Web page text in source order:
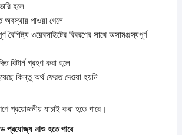
হলে
অবস্থায় পাওয়া গেলে
বৈশিষ্ট্য ওয়েবসাইটের বিবরণের সাথে অসামঞ্জস্যপূর্ণ
রিটার্ন গ্রহণ করা হলে
কিন্তু অর্থ ফেরত দেওয়া হয়নি
প্রয়োজনীয় যাচাই করা হতে পারে।
প্রযোজ্যনাওহতেপারে